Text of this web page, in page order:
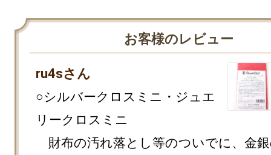
お客様のレビュー
ru4sさん
○シルバークロスミニ・ジュエ
リークロスミニ
財布の汚れ落とし等のついでに、金